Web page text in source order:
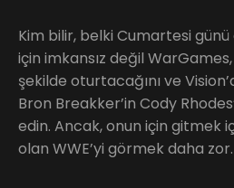
Kim bilir, belki Cumartesi
için imkansız değil
şekilde oturtacağını ve
Bron Breakker’in Cody
edin. Ancak, onun için gitmek
olan WWE’yi görmek daha zor.